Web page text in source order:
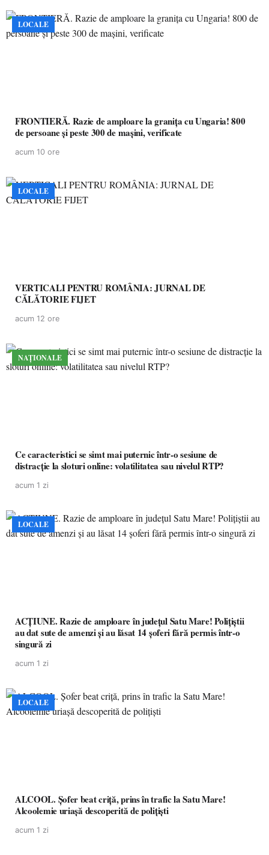
LOCALE
FRONTIERĂ. Razie de amploare la granița cu Ungaria! 800
de persoane și peste 300 de mașini, verificate
acum 10 ore
LOCALE
VERTICALI PENTRU ROMÂNIA: JURNAL DE
CĂLĂTORIE FIJET
acum 12 ore
NAȚIONALE
Ce caracteristici se simt mai puternic într-o sesiune de
distracție la sloturi online: volatilitatea sau nivelul RTP?
acum 1 zi
LOCALE
ACȚIUNE. Razie de amploare în județul Satu Mare! Polițiștii
au dat sute de amenzi și au lăsat 14 șoferi fără permis într-o
singură zi
acum 1 zi
LOCALE
ALCOOL. Șofer beat criță, prins în trafic la Satu Mare!
Alcoolemie uriașă descoperită de polițiști
acum 1 zi